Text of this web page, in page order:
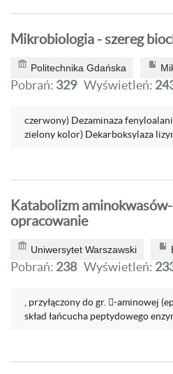
Mikrobiologia - szereg
Politechnika Gdańska
Pobrań: 329 Wyświetleń:
czerwony) Dezaminaza
zielony kolor) Dekarboksylaza
Katabolizm aminokwasów-
opracowanie
Uniwersytet Warszawski
Pobrań: 238 Wyświetleń:
, przyłączony do gr. -aminowej
skład łańcucha peptydowego